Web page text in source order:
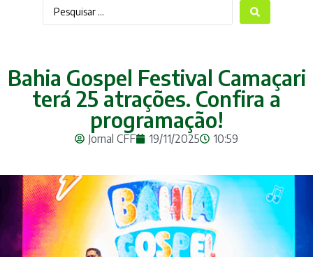
Bahia Gospel Festival Camaçari
terá 25 atrações. Confira a
programação!
Jornal CFF 19/11/2025 10:59